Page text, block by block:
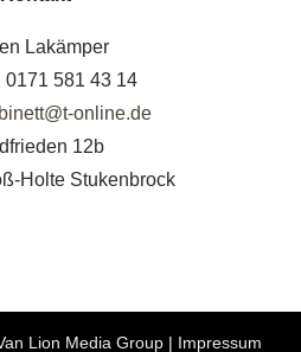
Lakämper
0171 581 43 14
online.de
12b
Holte Stukenbrock
Lion Media Group | Impressum